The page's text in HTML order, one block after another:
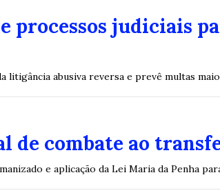
processos judiciais
litigância abusiva reversa e prevê multas
de combate ao
e aplicação da Lei Maria da Penha